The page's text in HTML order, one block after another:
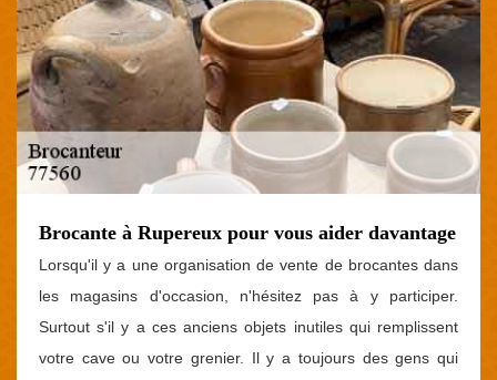
Brocante à Rupereux pour vous aider davantage
Lorsqu'il y a une organisation de vente de brocantes dans
les magasins d'occasion, n'hésitez pas à y participer.
Surtout s'il y a ces anciens objets inutiles qui remplissent
votre cave ou votre grenier. Il y a toujours des gens qui